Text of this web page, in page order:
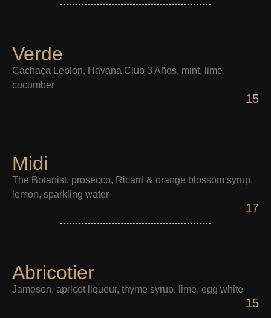
Verde
Cachaça Leblon, Havana Club 3 Años, mint, lime,
cucumber
15
Midi
The Botanist, prosecco, Ricard & orange blossom syrup,
lemon, sparkling water
17
Abricotier
Jameson, apricot liqueur, thyme syrup, lime, egg white
15